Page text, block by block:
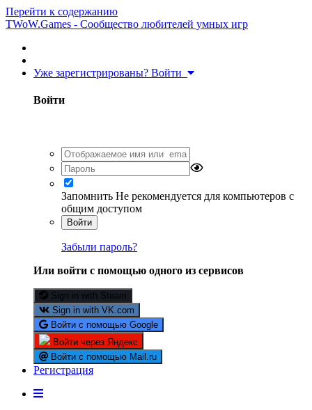
Перейти к содержанию
TWoW.Games - Сообщество любителей умных игр
Уже зарегистрированы? Войти
Войти
Запомнить Не рекомендуется для компьютеров с
общим доступом
Войти
Забыли пароль?
Или войти с помощью одного из сервисов
Sign in with Steam
Sign in with VK.com
Войти с помощью Google
Войти через Яндекс
Войти с помощью Mail.ru
Регистрация